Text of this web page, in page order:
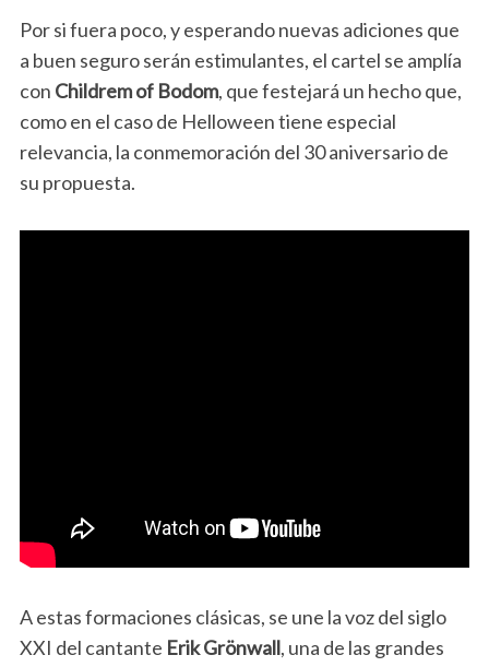
Por si fuera poco, y esperando nuevas adiciones que
a buen seguro serán estimulantes, el cartel se amplía
con Childrem of Bodom, que festejará un hecho que,
como en el caso de Helloween tiene especial
relevancia, la conmemoración del 30 aniversario de
su propuesta.
A estas formaciones clásicas, se une la voz del siglo
XXI del cantante Erik Grönwall, una de las grandes